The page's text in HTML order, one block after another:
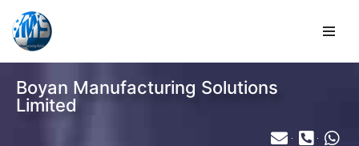
Zum
Inhalt
springen
Boyan Manufacturing Solutions
Limited